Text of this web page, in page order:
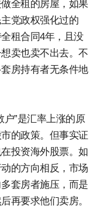
全租的房屋，如果
党政权强化过的
租合同4年，且没
卖也卖不出去。不
房持有者无条件地
户”是汇率上涨的原
的政策。但事实证
投资海外股票。如
的方向相反，市场
套房者施压，而是
再要求他们卖房。